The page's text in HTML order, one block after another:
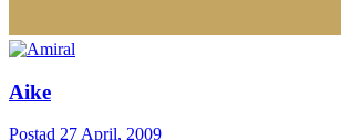
Aike
Postad 27 April, 2009